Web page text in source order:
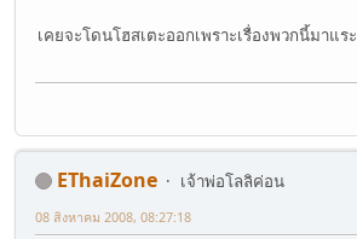
เคยจะโดนโฮสเตะออกเพราะเรื่องพวกนี้มาแระ
EThaiZone
เจ้าพ่อโลลิค่อน
08 สิงหาคม 2008, 08:27:18